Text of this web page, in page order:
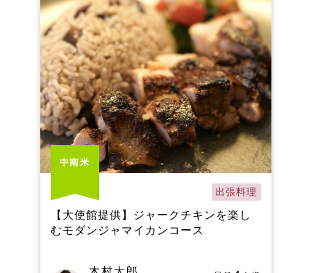
中南米
出張料理
【大使館提供】ジャークチキンを楽し
むモダンジャマイカンコース